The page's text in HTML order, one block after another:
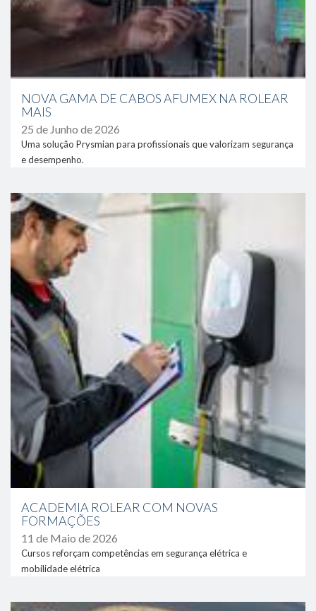
NOVA GAMA DE CABOS AFUMEX NA ROLEAR
MAIS
25 de Junho de 2026
Uma solução Prysmian para profissionais que valorizam segurança
e desempenho.
ACADEMIA ROLEAR COM NOVAS
FORMAÇÕES
11 de Maio de 2026
Cursos reforçam competências em segurança elétrica e
mobilidade elétrica
link
link